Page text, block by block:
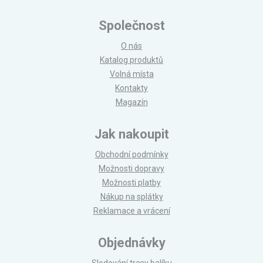
Společnost
O nás
Katalog produktů
Volná místa
Kontakty
Magazín
Jak nakoupit
Obchodní podmínky
Možnosti dopravy
Možnosti platby
Nákup na splátky
Reklamace a vrácení
Objednávky